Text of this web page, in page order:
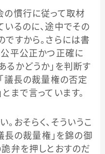
の慣行に従って取材
るのに、途中でその
すから。さらには書
公平公正かつ正確に
かどうか」を判断す
議長の裁量権の否定
まで言っています。
おそらく、そういうこ
長の裁量権」を錦の御
弁を押しとおすのだ